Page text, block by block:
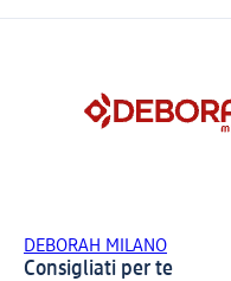
DEBORAH MILANO
Consigliati per te